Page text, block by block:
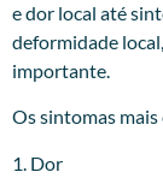
e dor local até
deformidade
importante.
Os sintomas
1. Dor